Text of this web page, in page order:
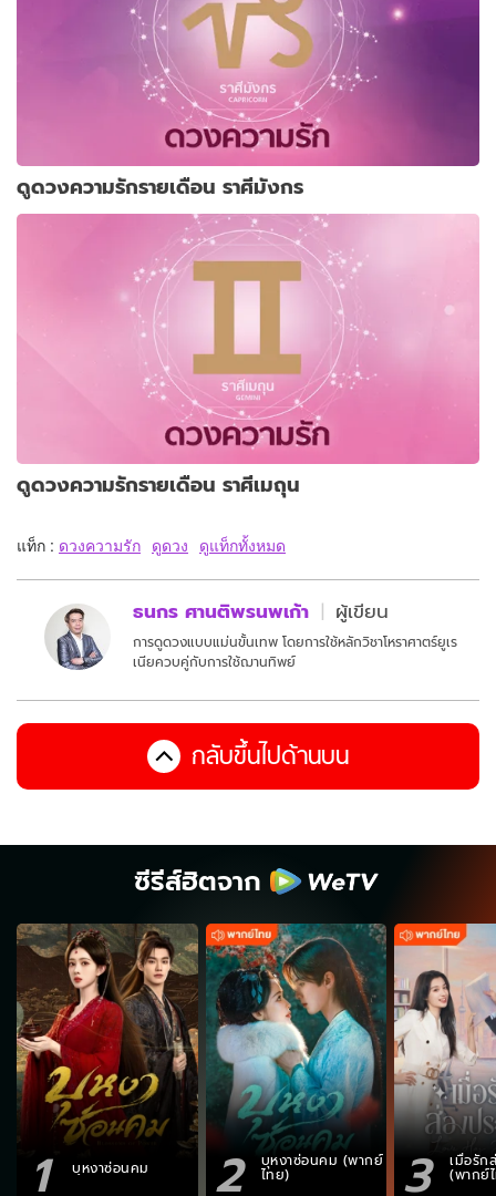
ดูดวงความรักรายเดือน ราศีมังกร
ดูดวงความรักรายเดือน ราศีเมถุน
แท็ก : ดวงความรัก ดูดวง ดูแท็กทั้งหมด
ธนกร ศานติพรนพเก้า ผู้เขียน
การดูดวงแบบแม่นขั้นเทพ โดยการใช้หลักวิชาโหราศาตร์ยูเร
เนียควบคู่กับการใช้ฌานทิพย์
กลับขึ้นไปด้านบน
ซีรีส์ฮิตจาก
1 บุหงาซ่อนคม 2 บุหงาซ่อนคม (พากย์
ไทย) 3 เมื่อรัก
(พากย์